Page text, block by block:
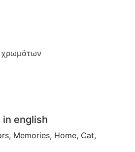
χρωμάτων
english
, Memories, Home, Cat,